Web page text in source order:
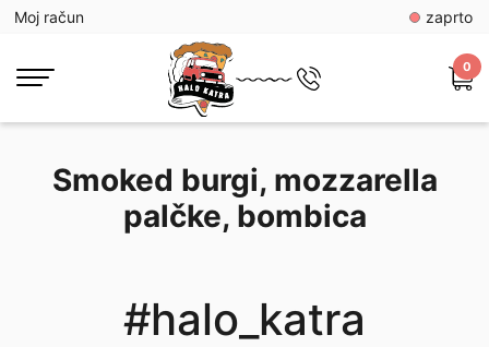
Moj račun zaprto
0
Smoked burgi, mozzarella
palčke, bombica
#halo_katra